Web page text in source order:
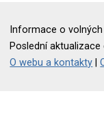
Informace o
Poslední aktualizace
O webu a kontakty |